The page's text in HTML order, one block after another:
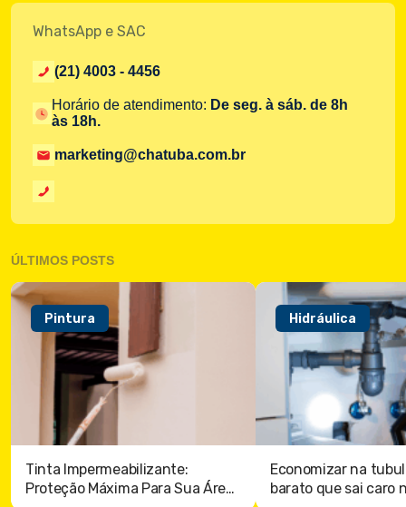
WhatsApp e SAC
(21) 4003 - 4456
Horário de atendimento: De seg. à sáb. de 8h
às 18h.
marketing@chatuba.com.br
ÚLTIMOS POSTS
Pintura
Tinta Impermeabilizante:
Proteção Máxima Para Sua Área
Hidráulica
Economizar na
barato que sai caro